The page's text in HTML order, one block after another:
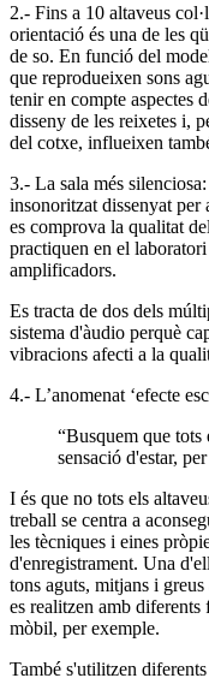
2.- Fins a 10 altaveus
orientació és una de les
de so. En funció del
que reprodueixen sons
tenir en compte aspectes
disseny de les reixetes i,
del cotxe, influeixen
3.- La sala més
insonoritzat dissenyat per
es comprova la qualitat
practiquen en el
amplificadors.
Es tracta de dos dels
sistema d'àudio perquè
vibracions afecti a la
4.- L’anomenat ‘efecte
“Busquem que
sensació d'estar,
I és que no tots els
treball se centra a
les tècniques i eines
d'enregistrament. Una
tons aguts, mitjans i
es realitzen amb
mòbil, per exemple.
També s'utilitzen